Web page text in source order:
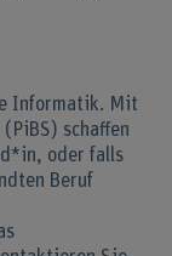
Informatik. Mit
schaffen
oder falls
Beruf